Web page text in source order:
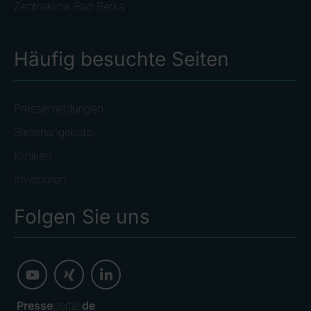
Zentralklinik Bad Berka
Häufig besuchte Seiten
Pressemeldungen
Stellenangebote
Kliniken
Investoren
Folgen Sie uns
Presseportal. de